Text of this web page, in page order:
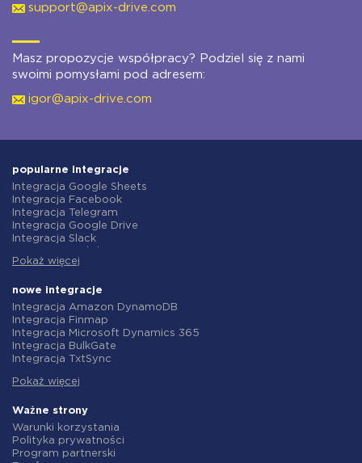
support@apix-drive.com
Masz propozycje współpracy? Podziel się z nami
swoimi pomysłami pod adresem:
igor@apix-drive.com
popularne integracje
Integracja Google Sheets
Integracja Facebook
Integracja Telegram
Integracja Google Drive
Integracja Slack
Integracja Gmail
Integracja ClickUp
Integracja Airtable
Integracja Google Contacts
Integracja OpenAI (ChatGPT)
Integracja Instagram
Integracja ActiveCampaign
Integracja Salesforce CRM
Integracja Notion
Integracja AWeber
Integracja Asana
Integracja ZOHO CRM
Pokaż więcej
nowe integracje
Integracja Amazon DynamoDB
Integracja Finmap
Integracja Microsoft Dynamics 365
Integracja BulkGate
Integracja TxtSync
Integracja Corezoid
Integracja Instasent
Integracja AtomPark
Integracja TXTImpact
Integracja Campaign Monitor
Pokaż więcej
Ważne strony
Warunki korzystania
Polityka prywatności
Program partnerski